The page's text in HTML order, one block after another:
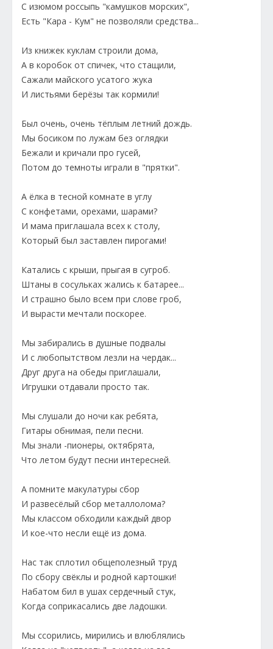
С изюмом россыпь "камушков морских",
Есть "Кара - Кум" не позволяли средства...
Из книжек куклам строили дома,
А в коробок от спичек, что стащили,
Сажали майского усатого жука
И листьями берёзы так кормили!
Был очень, очень тёплым летний дождь.
Мы босиком по лужам без оглядки
Бежали и кричали про гусей,
Потом до темноты играли в "прятки".
А ёлка в тесной комнате в углу
С конфетами, орехами, шарами?
И мама приглашала всех к столу,
Который был заставлен пирогами!
Катались с крыши, прыгая в сугроб.
Штаны в сосульках жались к батарее...
И страшно было всем при слове гроб,
И вырасти мечтали поскорее.
Мы забирались в душные подвалы
И с любопытством лезли на чердак...
Друг друга на обеды приглашали,
Игрушки отдавали просто так.
Мы слушали до ночи как ребята,
Гитары обнимая, пели песни.
Мы знали -пионеры, октябрята,
Что летом будут песни интересней.
А помните макулатуры сбор
И развесёлый сбор металлолома?
Мы классом обходили каждый двор
И кое-что несли ещё из дома.
Нас так сплотил общеполезный труд
По сбору свёклы и родной картошки!
Набатом бил в ушах сердечный стук,
Когда соприкасались две ладошки.
Мы ссорились, мирились и влюблялись